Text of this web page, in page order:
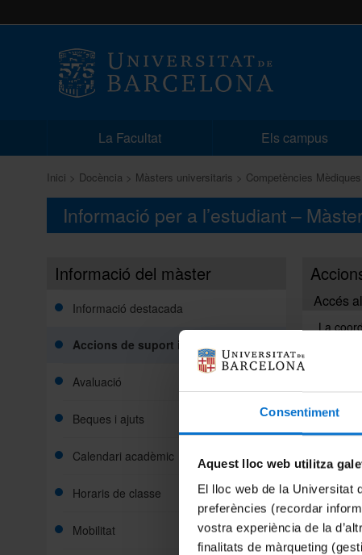
Consentiment
Aquest lloc web utilitza
El lloc web de la Universitat
preferències (recordar
vostra experiència de la
finalitats de màrqueting
La Facultat Els campus
Inici Docència Màsters universitaris Competències
Informació per a l’estudiant –
Informació del màster
Informació destacada
Accions de suport i d'orientació
Avaluació
Beques i ajuts
Calendari acadèmic
Horaris de classe
Mobilitat
Accés
La
UB.
A